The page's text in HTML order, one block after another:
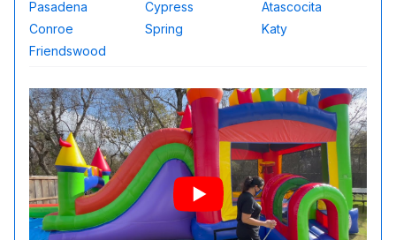
Pasadena
Cypress
Atascocita
Conroe
Spring
Katy
Friendswood